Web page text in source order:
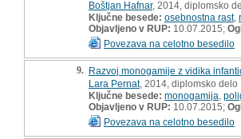
Boštjan Hafnar, 2014, diplomsko
Ključne besede: osebnostna rast,
Objavljeno v RUP: 10.07.2015;
Povezava na celotno besedilo
9. Razvoj monogamije z vidika
Lara Pernat, 2014, diplomsko delo
Ključne besede: monogamija
Objavljeno v RUP: 10.07.2015;
Povezava na celotno besedilo